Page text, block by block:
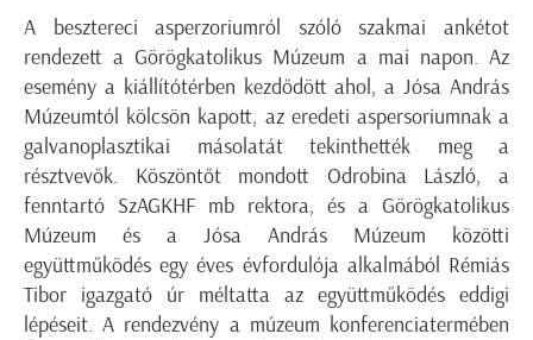
A besztereci asperzoriumról szóló szakmai ankétot
rendezett a Görögkatolikus Múzeum a mai napon. Az
esemény a kiállítótérben kezdődött ahol, a Jósa András
Múzeumtól kölcsön kapott, az eredeti aspersoriumnak a
galvanoplasztikai másolatát tekinthették meg a
résztvevők. Köszöntőt mondott Odrobina László, a
fenntartó SzAGKHF mb rektora, és a Görögkatolikus
Múzeum és a Jósa András Múzeum közötti
együttműködés egy éves évfordulója alkalmából Rémiás
Tibor igazgató úr méltatta az együttműködés eddigi
lépéseit. A rendezvény a múzeum konferenciatermében